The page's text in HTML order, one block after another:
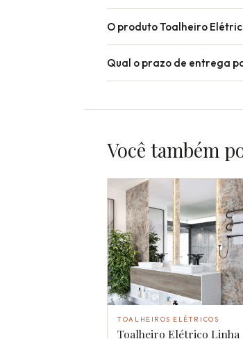
O produto Toalheiro
Qual o prazo de entrega
Você também
TOALHEIROS ELÉTRICOS
Toalheiro Elétrico Linha